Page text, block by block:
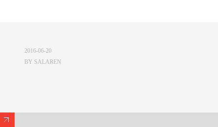
2016-06-20
BY SALAREN